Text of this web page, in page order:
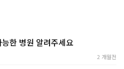
한 병원 알려주세요
2 개월전